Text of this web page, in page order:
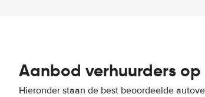
Aanbod verhuurders
Hieronder staan de best beoordeelde